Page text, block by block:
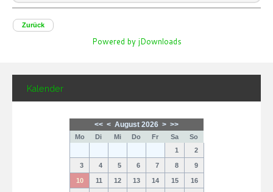
Zurück
Powered by jDownloads
Kalender
<< < August 2026 > >>
Mo Di Mi Do Fr Sa
So
1
2
3 4 5 6 7 8 9
10 11 12 13 14 15 16